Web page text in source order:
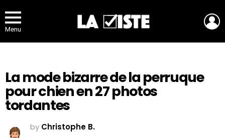
Menu
La mode bizarre de la perruque
pour chien en 27 photos
tordantes
by Christophe B.